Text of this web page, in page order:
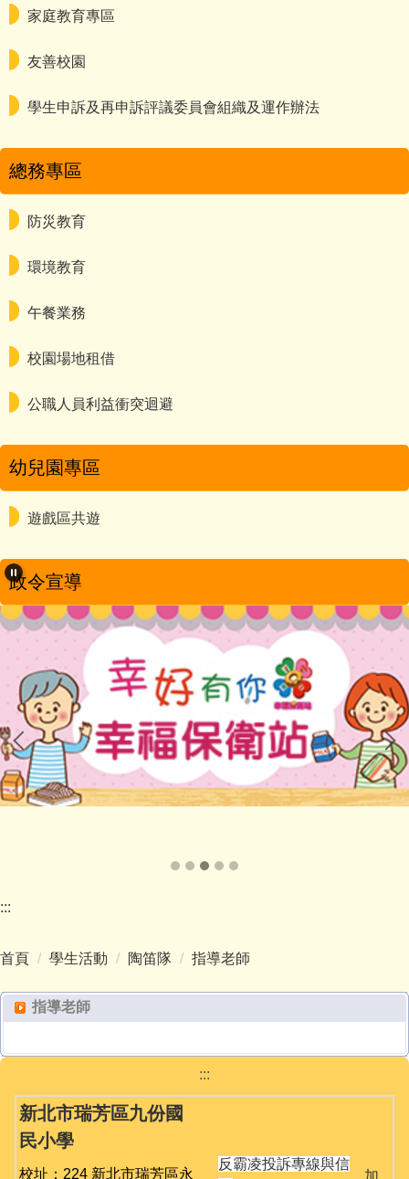
家庭教育專區
友善校園
學生申訴及再申訴評議委員會組織及運作辦法
總務專區
防災教育
環境教育
午餐業務
校園場地租借
公職人員利益衝突迴避
幼兒園專區
遊戲區共遊
政令宣導
:::
首頁 學生活動 陶笛隊 指導老師
指導老師
:::
新北市瑞芳區九份國
民小學
校址：224 新北市瑞芳區永
反霸凌投訴專線與信